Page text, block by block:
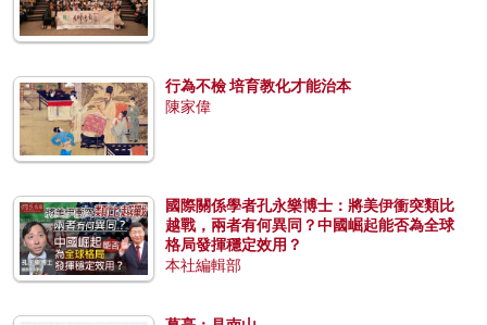
行為不檢 培育教化才能治本
陳家偉
國際關係學者孔永樂博士：將美伊衝突類比
越戰，兩者有何異同？中國崛起能否為全球
格局發揮穩定效用？
本社編輯部